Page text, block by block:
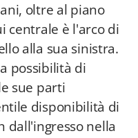
oltre al piano
centrale è l'arco di
alla sua sinistra.
possibilità di
sue parti
disponibilità di
dall'ingresso nella